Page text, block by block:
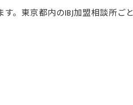
。東京都内のIBJ加盟相談所